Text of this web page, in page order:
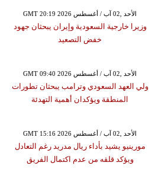
GMT 20:19 2026 الأحد ,02 آب / أغسطس
وزيرا خارجية السعودية وإيران يبحثان جهود
خفض التصعيد
GMT 09:40 2026 الأحد ,02 آب / أغسطس
ولي العهد السعودي وترامب يبحثان تطورات
المنطقة ويؤكدان أهمية التهدئة
GMT 15:16 2026 الأحد ,02 آب / أغسطس
مورينيو يشيد بأداء ريال مدريد رغم التعادل
ويؤكد قلقه من عدم اكتمال الفريق